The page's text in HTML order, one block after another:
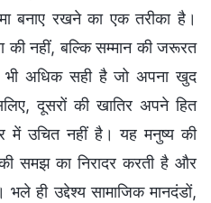
बनाए रखने का एक तरीका है।
की नहीं, बल्कि सम्मान की जरूरत
अधिक सही है जो अपना खुद
दूसरों की खातिर अपने हित
में उचित नहीं है। यह मनुष्य की
समझ का निरादर करती है और
ही उद्देश्य सामाजिक मानदंडों,